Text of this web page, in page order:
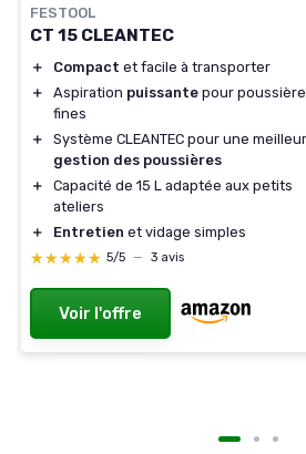
FESTOOL
CT 15 CLEANTEC
＋ Compact et facile à transporter
＋
Aspiration puissante pour
fines
＋
Système CLEANTEC pour une
gestion des poussières
＋
Capacité de 15 L adaptée aux petits
ateliers
＋
Entretien et vidage simples
★★★★★
★★★★★ 5/5 — 3 avis
Voir l'offre